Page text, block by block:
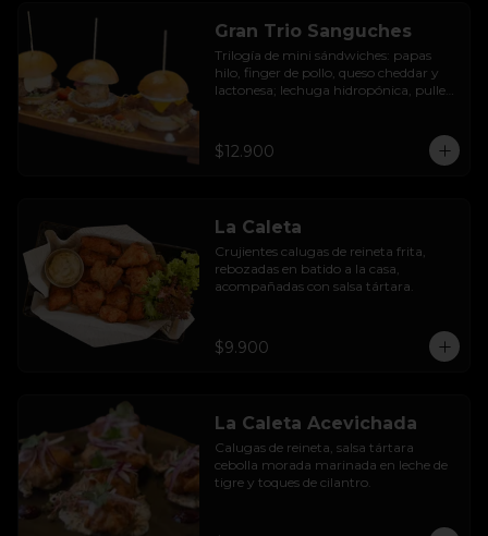
Gran Trio Sanguches
Trilogía de mini sándwiches: papas
hilo, finger de pollo, queso cheddar y
lactonesa; lechuga hidropónica, pulled
salsa tártara, cebolla encurtida,
mayonesa y palta.
$12.900
La Caleta
Crujientes calugas de reineta frita,
rebozadas en batido a la casa,
acompañadas con salsa tártara.
$9.900
La Caleta Acevichada
Calugas de reineta, salsa tártara
cebolla morada marinada en leche de
tigre y toques de cilantro.